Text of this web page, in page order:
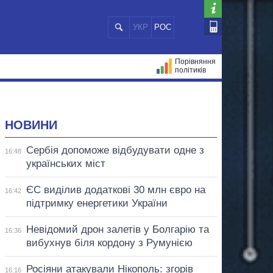
УКР РОС
Порівняння
політиків
НОВИНИ
16:48
Сербія допоможе відбудувати одне з
українських міст
16:42
ЄС виділив додаткові 30 млн євро на
підтримку енергетики України
16:36
Невідомий дрон залетів у Болгарію та
вибухнув біля кордону з Румунією
16:16
Росіяни атакували Нікополь: згорів